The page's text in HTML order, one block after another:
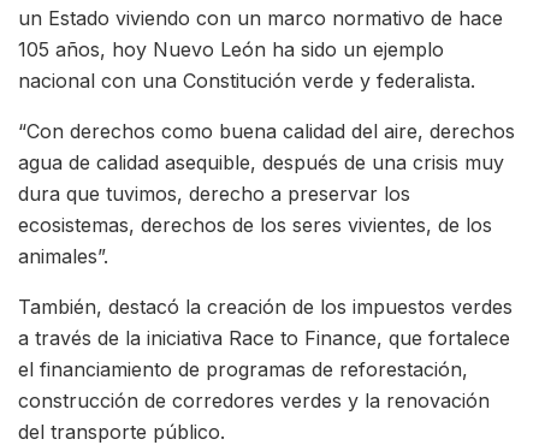
un Estado viviendo con un marco normativo de hace
105 años, hoy Nuevo León ha sido un ejemplo
nacional con una Constitución verde y federalista.
“Con derechos como buena calidad del aire, derechos
agua de calidad asequible, después de una crisis muy
dura que tuvimos, derecho a preservar los
ecosistemas, derechos de los seres vivientes, de los
animales”.
También, destacó la creación de los impuestos verdes
a través de la iniciativa Race to Finance, que fortalece
el financiamiento de programas de reforestación,
construcción de corredores verdes y la renovación
del transporte público.